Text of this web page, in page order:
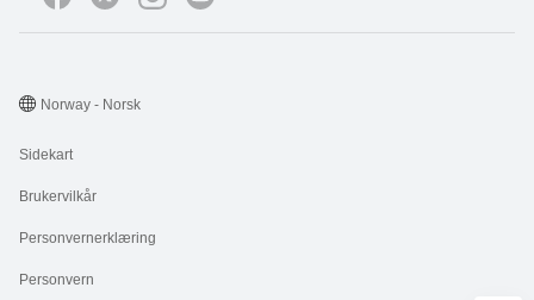
Sidekart
Brukervilkår
Personvernerklæring
Personvern
Norway - Norsk